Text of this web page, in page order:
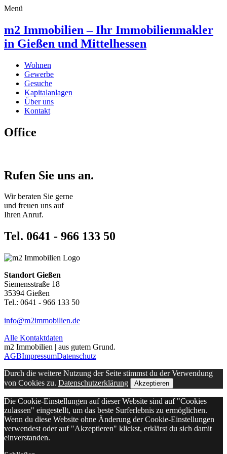
Menü
m2 Immobilien – Ihr Immobilienmakler
in Gießen und Mittelhessen
Wohnen
Gewerbe
Gesuche
Kapitalanlagen
Über uns
Kontakt
Office
Rufen Sie uns an.
Wir beraten Sie gerne
und freuen uns auf
Ihren Anruf.
Tel. 0641 - 966 133 50
Standort Gießen
Siemensstraße 18
35394 Gießen
Tel.: 0641 - 966 133 50
info@m2immobilien.de
Alle Kontaktdaten
m2 Immobilien | aus gutem Grund.
AGBImpressumDatenschutz
Durch die weitere Nutzung der Seite stimmst du der Verwendung
von Cookies zu. Datenschutzerklärung Akzeptieren
Die Cookie-Einstellungen auf dieser Website sind auf "Cookies
zulassen" eingestellt, um das beste Surferlebnis zu ermöglichen.
Wenn du diese Website ohne Änderung der Cookie-Einstellungen
verwendest oder auf "Akzeptieren" klickst, erklärst du sich damit
einverstanden.